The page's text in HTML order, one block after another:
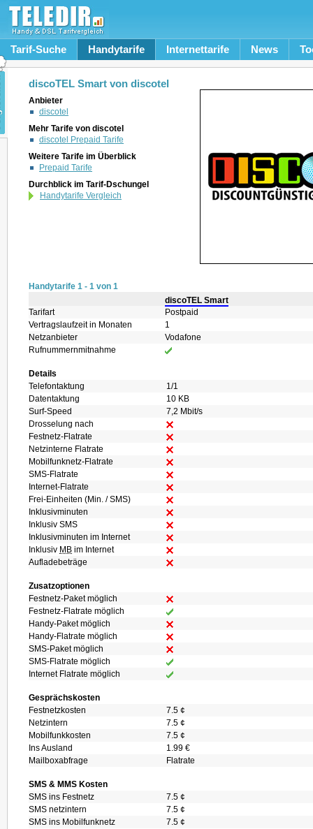
Tarif-Suche Handytarife Internettarife News
discoTEL Smart von discotel
Anbieter
discotel
Mehr Tarife von discotel
discotel Prepaid Tarife
Weitere Tarife im Überblick
Prepaid Tarife
Durchblick im Tarif-Dschungel
Handytarife Vergleich
Handytarife 1 - 1 von 1
discoTEL Smart
Tarifart
Postpaid
Vertragslaufzeit in Monaten
1
Netzanbieter
Vodafone
Rufnummernmitnahme
Details
Telefontaktung
1/1
Datentaktung
10 KB
Surf-Speed
7,2 Mbit/s
Drosselung nach
Festnetz-Flatrate
Netzinterne Flatrate
Mobilfunknetz-Flatrate
SMS-Flatrate
Internet-Flatrate
Frei-Einheiten (Min. / SMS)
Inklusivminuten
Inklusiv SMS
Inklusivminuten im Internet
Inklusiv MB im Internet
Aufladebeträge
Zusatzoptionen
Festnetz-Paket möglich
Festnetz-Flatrate möglich
Handy-Paket möglich
Handy-Flatrate möglich
SMS-Paket möglich
SMS-Flatrate möglich
Internet Flatrate möglich
Gesprächskosten
Festnetzkosten
7.5 ¢
Netzintern
7.5 ¢
Mobilfunkkosten
7.5 ¢
Ins Ausland
1.99 €
Mailboxabfrage
Flatrate
SMS & MMS Kosten
SMS ins Festnetz
7.5 ¢
SMS netzintern
7.5 ¢
SMS ins Mobilfunknetz
7.5 ¢